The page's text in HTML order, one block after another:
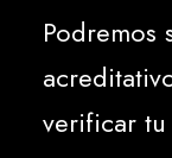
Podremos
verificar